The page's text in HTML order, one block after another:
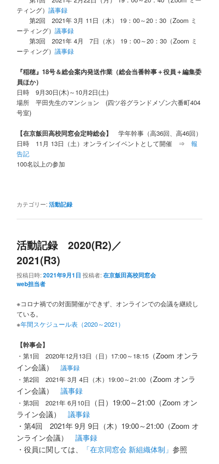
ティング）議事録
第2回 2021年 3月 11日（木） 19：00～20：30（Zoom ミ
ーティング）議事録
第3回 2021年 4月 7日（水） 19：00～20：30（Zoom ミ
ーティング）議事録
『稲穂』18号＆総会案内発送作業（総会当番幹事＋役員＋編集委
員ほか）
日時 9月30日(木)～10月2日(土)
場所平田先生のマンション (四ツ谷グランドメゾン六番町404
号室)
【在京飯田高校同窓会定時総会】学年幹事（高36回、高46回）
日時 11月 13日（土）オンラインイベントとして開催 ⇒報
告記
100名以上の参加
カテゴリー:活動記録
活動記録 2020(R2)／
2021(R3)
投稿日時:2021年9月1日 投稿者:在京飯田高校同窓会
web担当者
※コロナ禍での対面開催ができず、オンラインでの会議を継続し
ている。
※年間スケジュール表（2020～2021）
【幹事会】
・第1回 2020年12月13日（日）17:00～18:15 （Zoom オンラ
イン会議）議事録
・第2回 2021年 3月 4日（木）19:00～21:00 （Zoom オンラ
イン会議）議事録
・第3回 2021年 6月10日 （日）19:00～21:00（Zoom オン
ライン会議）議事録
・第4回 2021年 9月 9日（木）19:00～21:00（Zoom オ
ンライン会議）議事録
・役員に関しては、
「在京同窓会 新組織体制」参照